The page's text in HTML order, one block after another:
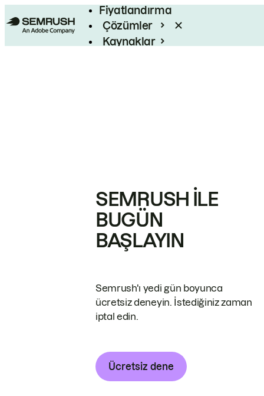
Fiyatlandırma
Çözümler
Kaynaklar
SEMRUSH ILE
BUGÜN
BAŞLAYIN
Semrush'ı yedi gün boyunca
ücretsiz deneyin. İstediğiniz zaman
iptal edin.
Ücretsiz dene